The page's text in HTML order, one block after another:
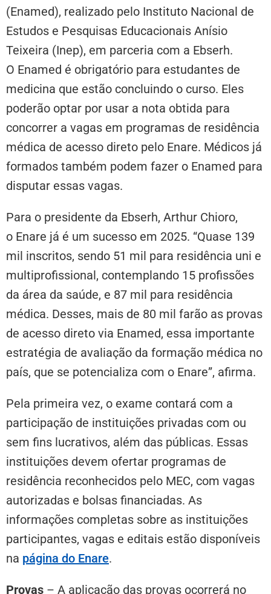
(Enamed), realizado pelo Instituto Nacional de
Estudos e Pesquisas Educacionais Anísio
Teixeira (Inep), em parceria com a Ebserh.
O Enamed é obrigatório para estudantes de
medicina que estão concluindo o curso. Eles
poderão optar por usar a nota obtida para
concorrer a vagas em programas de residência
médica de acesso direto pelo Enare. Médicos já
formados também podem fazer o Enamed para
disputar essas vagas.
Para o presidente da Ebserh, Arthur Chioro,
o Enare já é um sucesso em 2025. “Quase 139
mil inscritos, sendo 51 mil para residência uni e
multiprofissional, contemplando 15 profissões
da área da saúde, e 87 mil para residência
médica. Desses, mais de 80 mil farão as provas
de acesso direto via Enamed, essa importante
estratégia de avaliação da formação médica no
país, que se potencializa com o Enare”, afirma.
Pela primeira vez, o exame contará com a
participação de instituições privadas com ou
sem fins lucrativos, além das públicas. Essas
instituições devem ofertar programas de
residência reconhecidos pelo MEC, com vagas
autorizadas e bolsas financiadas. As
informações completas sobre as instituições
participantes, vagas e editais estão disponíveis
na página do Enare.
Provas – A aplicação das provas ocorrerá no